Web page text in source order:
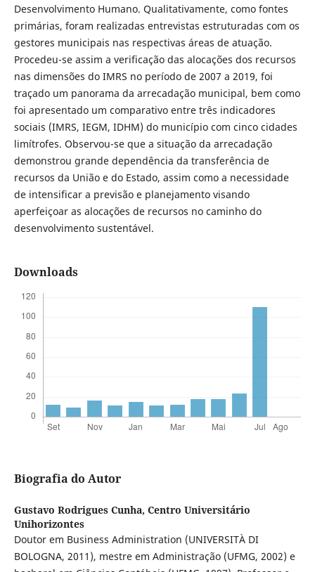
Desenvolvimento Humano. Qualitativamente, como fontes
primárias, foram realizadas entrevistas estruturadas com os
gestores municipais nas respectivas áreas de atuação.
Procedeu-se assim a verificação das alocações dos recursos
nas dimensões do IMRS no período de 2007 a 2019, foi
traçado um panorama da arrecadação municipal, bem como
foi apresentado um comparativo entre três indicadores
sociais (IMRS, IEGM, IDHM) do município com cinco cidades
limítrofes. Observou-se que a situação da arrecadação
demonstrou grande dependência da transferência de
recursos da União e do Estado, assim como a necessidade
de intensificar a previsão e planejamento visando
aperfeiçoar as alocações de recursos no caminho do
desenvolvimento sustentável.
Downloads
Biografia do Autor
Gustavo Rodrigues Cunha, Centro Universitário
Unihorizontes
Doutor em Business Administration (UNIVERSITÀ DI
BOLOGNA, 2011), mestre em Administração (UFMG, 2002) e